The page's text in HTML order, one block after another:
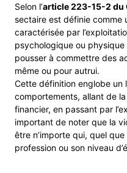
Selon l’article 223-15-2 du
sectaire est définie comme
caractérisée par
psychologique ou physique
pousser à commettre des
même ou pour autrui.
Cette définition englobe un
comportements, allant de
financier, en passant par
important de noter que la
être n’importe qui, quel
profession ou son niveau